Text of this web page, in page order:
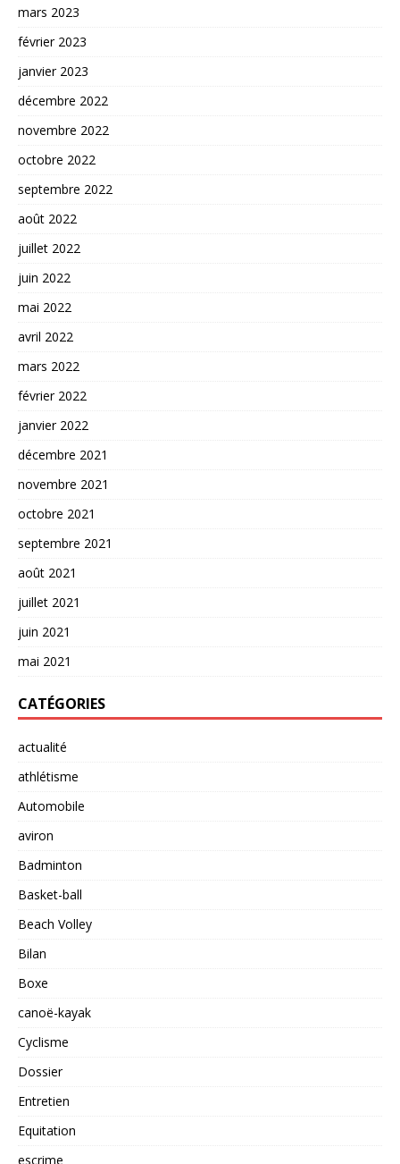
mars 2023
février 2023
janvier 2023
décembre 2022
novembre 2022
octobre 2022
septembre 2022
août 2022
juillet 2022
juin 2022
mai 2022
avril 2022
mars 2022
février 2022
janvier 2022
décembre 2021
novembre 2021
octobre 2021
septembre 2021
août 2021
juillet 2021
juin 2021
mai 2021
CATÉGORIES
actualité
athlétisme
Automobile
aviron
Badminton
Basket-ball
Beach Volley
Bilan
Boxe
canoë-kayak
Cyclisme
Dossier
Entretien
Equitation
escrime